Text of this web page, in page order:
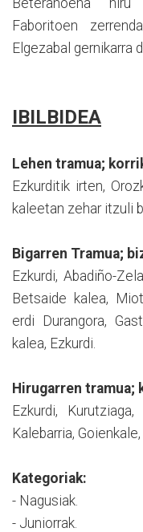
Faboritoen
Elgezabal gernikarra
IBILBIDEA
Lehen tramua;
Ezkurditik irten,
kaleetan zehar itzuli
Bigarren Tramua;
Ezkurdi, Abadiño-
Betsaide kalea,
erdi Durangora,
kalea, Ezkurdi.
Hirugarren tramua;
Ezkurdi,
Kalebarria,
Kategoriak:
- Nagusiak.
- Juniorrak.